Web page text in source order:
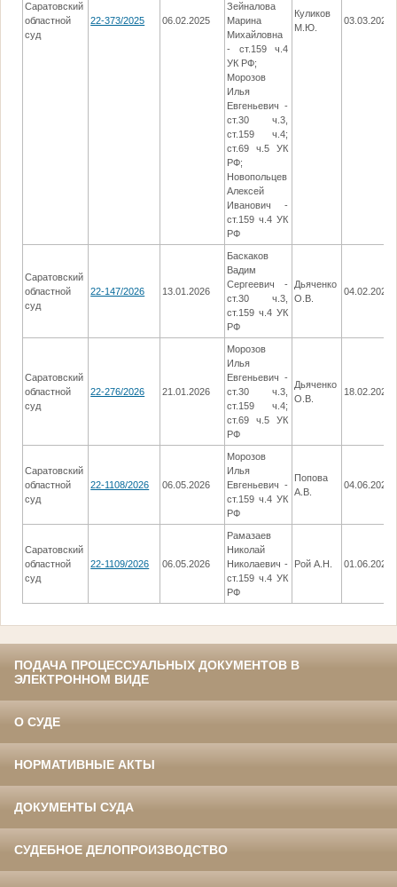
Саратовский
областной
суд
22-373/2025 06.02.2025
Зейналова
Марина
Михайловна
- ст.159 ч.4
УК РФ;
Морозов
Илья
Евгеньевич -
ст.30 ч.3,
ст.159 ч.4;
ст.69 ч.5 УК
РФ;
Новопольцев
Алексей
Иванович -
ст.159 ч.4 УК
РФ
Куликов
М.Ю.
03.03.2025
Саратовский
областной
суд
22-147/2026 13.01.2026
Баскаков
Вадим
Сергеевич -
ст.30 ч.3,
ст.159 ч.4 УК
РФ
Дьяченко
О.В.
04.02.2026
Саратовский
областной
суд
22-276/2026 21.01.2026
Морозов
Илья
Евгеньевич -
ст.30 ч.3,
ст.159 ч.4;
ст.69 ч.5 УК
РФ
Дьяченко
О.В.
18.02.2026
Саратовский
областной
суд
22-1108/2026 06.05.2026
Морозов
Илья
Евгеньевич -
ст.159 ч.4 УК
РФ
Попова
А.В.
04.06.2026
Саратовский
областной
суд
22-1109/2026 06.05.2026
Рамазаев
Николай
Николаевич -
ст.159 ч.4 УК
РФ
Рой А.Н. 01.06.2026
ПОДАЧА ПРОЦЕССУАЛЬНЫХ ДОКУМЕНТОВ В
ЭЛЕКТРОННОМ ВИДЕ
О СУДЕ
НОРМАТИВНЫЕ АКТЫ
ДОКУМЕНТЫ СУДА
СУДЕБНОЕ ДЕЛОПРОИЗВОДСТВО